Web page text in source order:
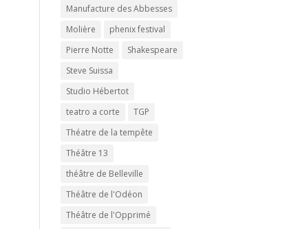
Manufacture des Abbesses
Molière
phenix festival
Pierre Notte
Shakespeare
Steve Suissa
Studio Hébertot
teatro a corte
TGP
Théatre de la tempête
Théâtre 13
théâtre de Belleville
Théâtre de l'Odéon
Théâtre de l'Opprimé